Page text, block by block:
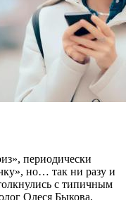
периодически
но… так ни разу и
с типичным
Олеся Быкова,